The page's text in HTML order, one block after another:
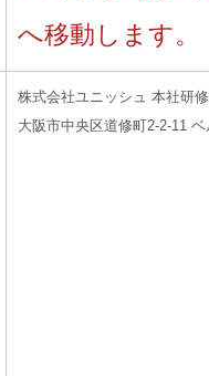
へ移動します。
株式会社ユニッシュ 本社研
大阪市中央区道修町2-2-11